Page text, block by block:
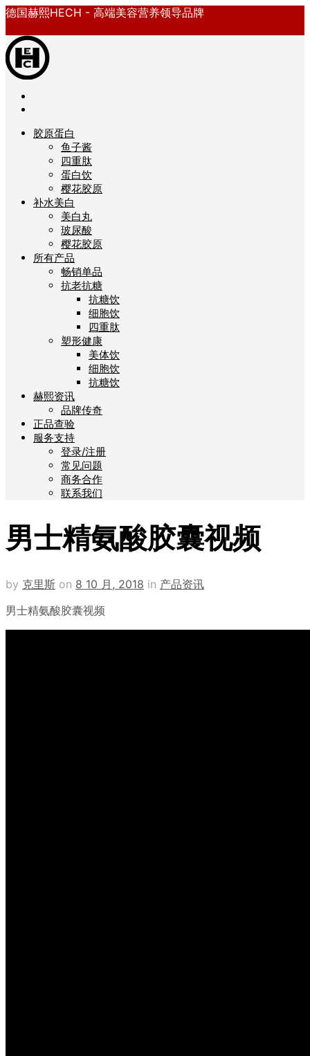
德国赫熙HECH - 高端美容营养领导品牌
胶原蛋白
鱼子酱
四重肽
蛋白饮
樱花胶原
补水美白
美白丸
玻尿酸
樱花胶原
所有产品
畅销单品
抗老抗糖
抗糖饮
细胞饮
四重肽
塑形健康
美体饮
细胞饮
抗糖饮
赫熙资讯
品牌传奇
正品查验
服务支持
登录/注册
常见问题
商务合作
联系我们
男士精氨酸胶囊视频
by 克里斯 on 8 10 月, 2018 in 产品资讯
男士精氨酸胶囊视频